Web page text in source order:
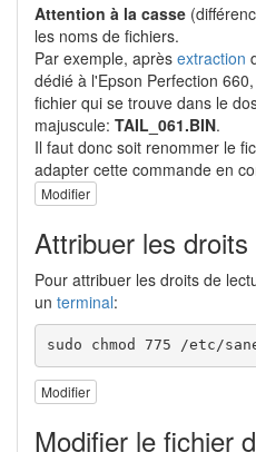
Attention à la casse
les noms de fichiers.
Par exemple, après extraction
dédié à l'Epson Perfection
fichier qui se trouve dans le
majuscule: TAIL_061.BIN.
Il faut donc soit renommer le
adapter cette commande en
Modifier
Attribuer les droits
Pour attribuer les droits de
un terminal:
sudo chmod 775 /etc/
Modifier
Modifier le fichier